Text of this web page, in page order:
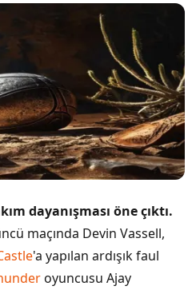
dayanışması öne çıktı.
maçında Devin Vassell,
'a yapılan ardışık faul
oyuncusu Ajay